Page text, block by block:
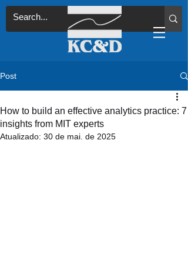
Post
How to build an effective analytics practice: 7
insights from MIT experts
Atualizado: 30 de mai. de 2025